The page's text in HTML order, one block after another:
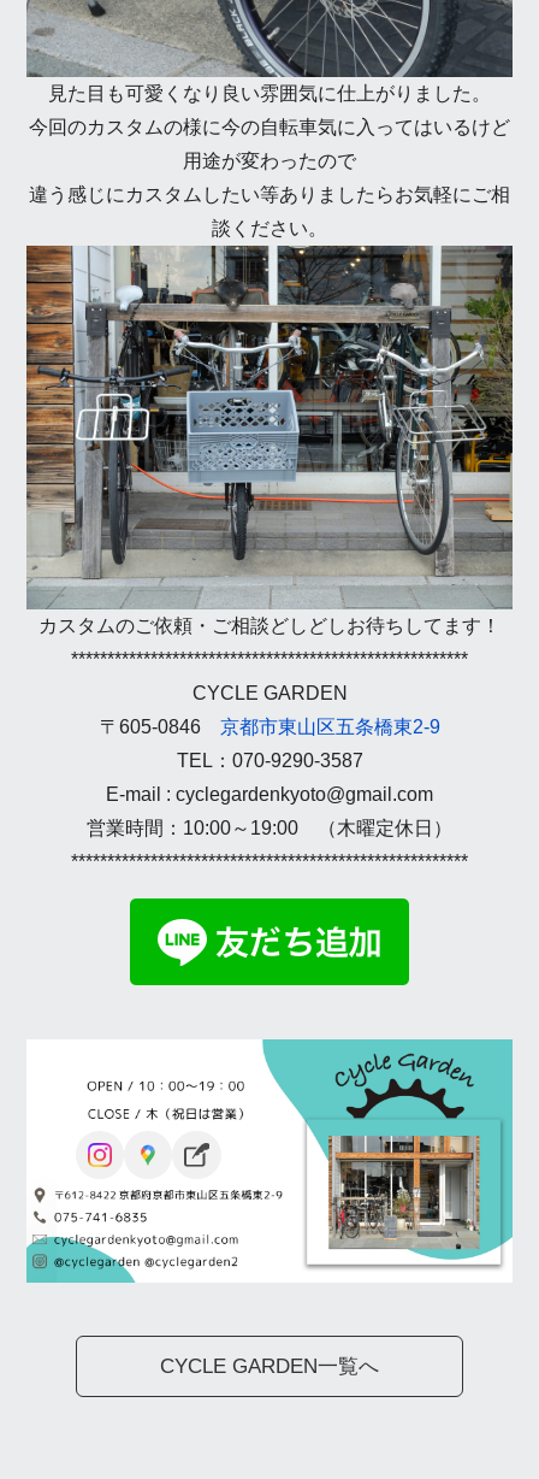
見た目も可愛くなり良い雰囲気に仕上がりました。
今回のカスタムの様に今の自転車気に入ってはいるけど
用途が変わったので
違う感じにカスタムしたい等ありましたらお気軽にご相
談ください。
カスタムのご依頼・ご相談どしどしお待ちしてます！
*******************************************************
CYCLE GARDEN
〒605-0846 京都市東山区五条橋東2-9
TEL：070-9290-3587
E-mail : cyclegardenkyoto@gmail.com
営業時間：10:00～19:00 （木曜定休日）
*******************************************************
CYCLE GARDEN一覧へ